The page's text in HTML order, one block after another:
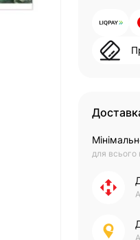
для всього